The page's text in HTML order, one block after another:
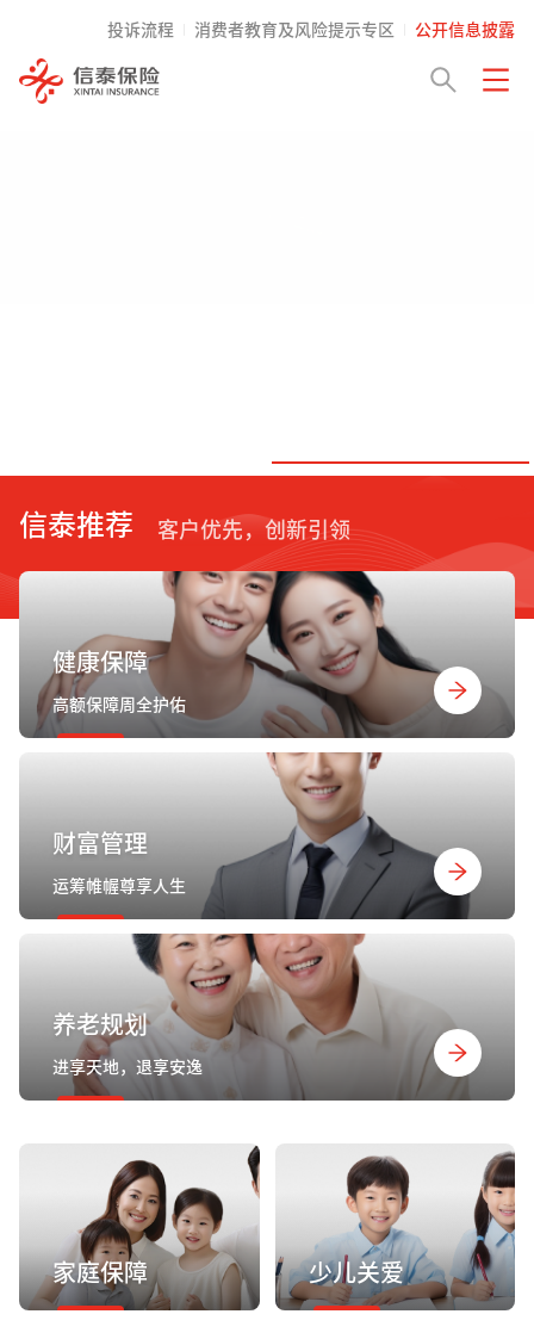
投诉流程 消费者教育及风险提示专区 公开信息披露
信泰推荐 客户优先，创新引领
健康保障
高额保障周全护佑
财富管理
运筹帷幄尊享人生
养老规划
进享天地，退享安逸
家庭保障 少儿关爱